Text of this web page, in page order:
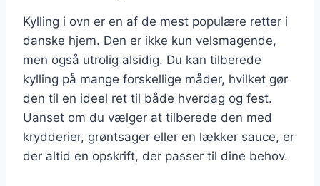
Kylling i ovn er en af de mest populære retter i
danske hjem. Den er ikke kun velsmagende,
men også utrolig alsidig. Du kan tilberede
kylling på mange forskellige måder, hvilket gør
den til en ideel ret til både hverdag og fest.
Uanset om du vælger at tilberede den med
krydderier, grøntsager eller en lækker sauce, er
der altid en opskrift, der passer til dine behov.